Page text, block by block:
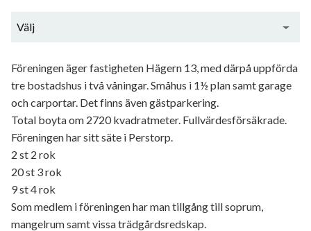
Välj
Föreningen äger fastigheten Hägern 13, med därpå uppförda
tre bostadshus i två våningar. Småhus i 1½ plan samt garage
och carportar. Det finns även gästparkering.
Total boyta om 2720 kvadratmeter. Fullvärdesförsäkrade.
Föreningen har sitt säte i Perstorp.
2 st 2 rok
20 st 3 rok
9 st 4 rok
Som medlem i föreningen har man tillgång till soprum,
mangelrum samt vissa trädgårdsredskap.